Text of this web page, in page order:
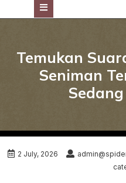
Temukan
Seniman
2 July, 2026